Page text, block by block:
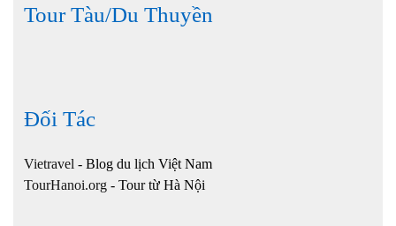
Tour Tàu/Du Thuyền
Đối Tác
Vietravel - Blog du lịch Việt Nam
TourHanoi.org - Tour từ Hà Nội